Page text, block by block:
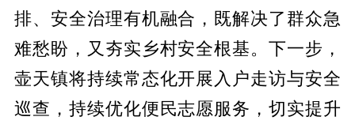
排、安全治理有机融合，既解决了群众急
难愁盼，又夯实乡村安全根基。下一步，
壶天镇将持续常态化开展入户走访与安全
巡查，持续优化便民志愿服务，切实提升